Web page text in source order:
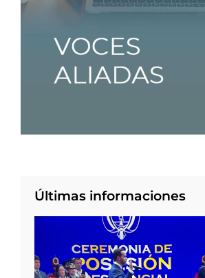
Últimas informaciones